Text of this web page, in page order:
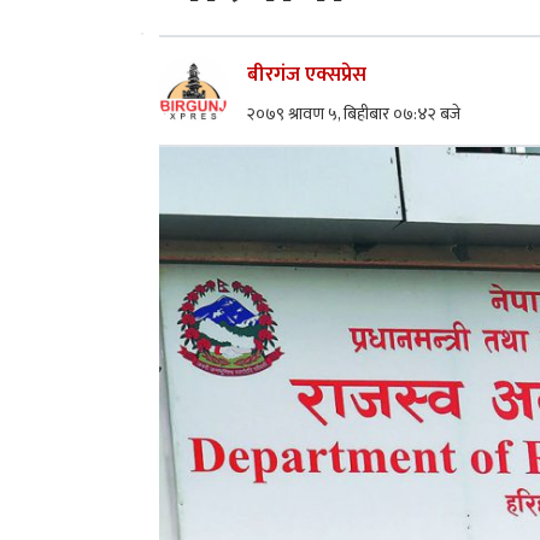
बीरगंज एक्सप्रेस
२०७९ श्रावण ५, बिहीबार ०७:४२ बजे